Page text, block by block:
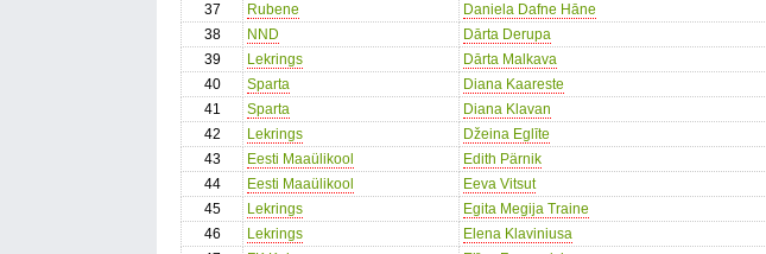
37
Rubene Daniela Dafne Hāne
38
NND Dārta Derupa
39
Lekrings Dārta Malkava
40
Sparta Diana Kaareste
41
Sparta Diana Klavan
42
Lekrings Džeina Eglīte
43
Eesti Maaülikool Edith Pärnik
44
Eesti Maaülikool Eeva Vitsut
45
Lekrings Egita Megija Traine
46
Lekrings Elena Klaviniusa